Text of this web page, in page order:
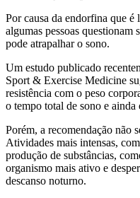
Por causa da endorfina que é
algumas pessoas questionam
pode atrapalhar o sono.
Um estudo publicado
Sport & Exercise Medicine
resistência com o peso
o tempo total de sono e ainda
Porém, a recomendação não
Atividades mais intensas,
produção de substâncias,
organismo mais ativo e
descanso noturno.